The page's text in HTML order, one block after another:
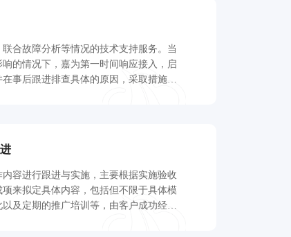
合故障分析等情况的技术支持服务。当
的情况下，嘉为第一时间响应接入，启
事后跟进排查具体的原因，采取措施进
容进行跟进与实施，主要根据实施验收
来拟定具体内容，包括但不限于具体模
及定期的推广培训等，由客户成功经理